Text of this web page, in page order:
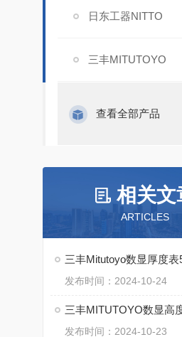
日东工器NITTO
三丰MITUTOYO
查看全部产品
相关文
ARTICLES
发布时间：2024-10-24
发布时间：2024-10-23